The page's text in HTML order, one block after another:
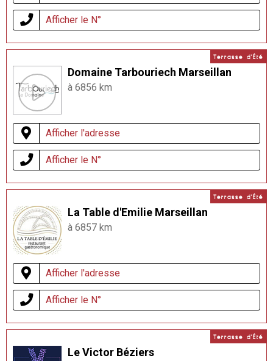
Afficher le N°
Terrasse d'Été
Domaine Tarbouriech Marseillan
à 6856 km
Afficher l'adresse
Afficher le N°
Terrasse d'Été
La Table d'Emilie Marseillan
à 6857 km
Afficher l'adresse
Afficher le N°
Terrasse d'Été
Le Victor Béziers